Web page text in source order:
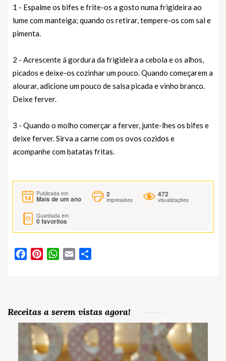
1 - Espalme os bifes e frite-os a gosto numa frigideira ao
lume com manteiga; quando os retirar, tempere-os com sal e
pimenta.
2 - Acrescente á gordura da frigideira a cebola e os alhos,
picados e deixe-os cozinhar um pouco. Quando começarem a
alourar, adicione um pouco de salsa picada e vinho branco.
Deixe ferver.
3 - Quando o molho comerçar a ferver, junte-lhes os bifes e
deixe ferver. Sirva a carne com os ovos cozidos e
acompanhe com batatas fritas.
Publicada em
Mais de um ano
2
impressões
472
visualizações
Guardada em
0favoritos
FacebookPinterestWhatsApp
Email
Receitas a serem vistas agora!